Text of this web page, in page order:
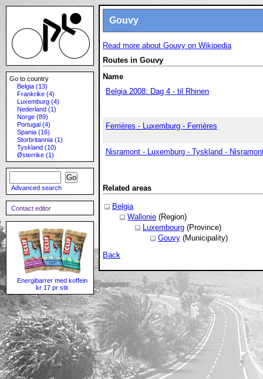
Gouvy
Read more about Gouvy on Wikipedia
Routes in Gouvy
Name
Belgia 2008: Dag 4 - til Rhinen
Ferrières - Luxemburg - Ferrières
Nisramont - Luxemburg - Tyskland -
Related areas
Belgia
Wallonie (Region)
Luxembourg (Province)
Gouvy (Municipality)
Back
Go to country
Belgia (13)
Frankrike (4)
Luxemburg (4)
Nederland (1)
Norge (89)
Portugal (4)
Spania (16)
Storbritannia (1)
Tyskland (10)
Østerrike (1)
Advanced search
Contact editor
Energibarrer med koffein
kr 17 pr stk